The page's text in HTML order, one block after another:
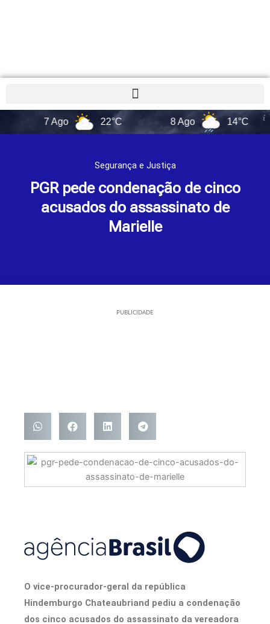
22°C 14°C
Segurança e Justiça
PGR pede condenação de cinco
acusados do assassinato de
Marielle
PUBLICIDADE
O vice-procurador-geral da república
Hindemburgo Chateaubriand pediu a condenação
dos cinco acusados do assassinato da vereadora